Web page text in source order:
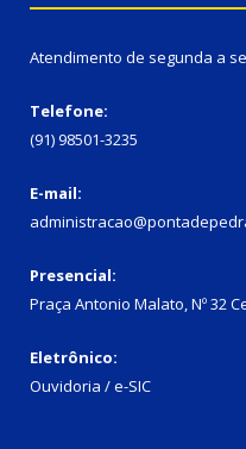
Atendimento de segunda a
Telefone:
(91) 98501-3235
E-mail:
Presencial:
Praça Antonio Malato, Nº 32
Eletrônico:
Ouvidoria / e-SIC